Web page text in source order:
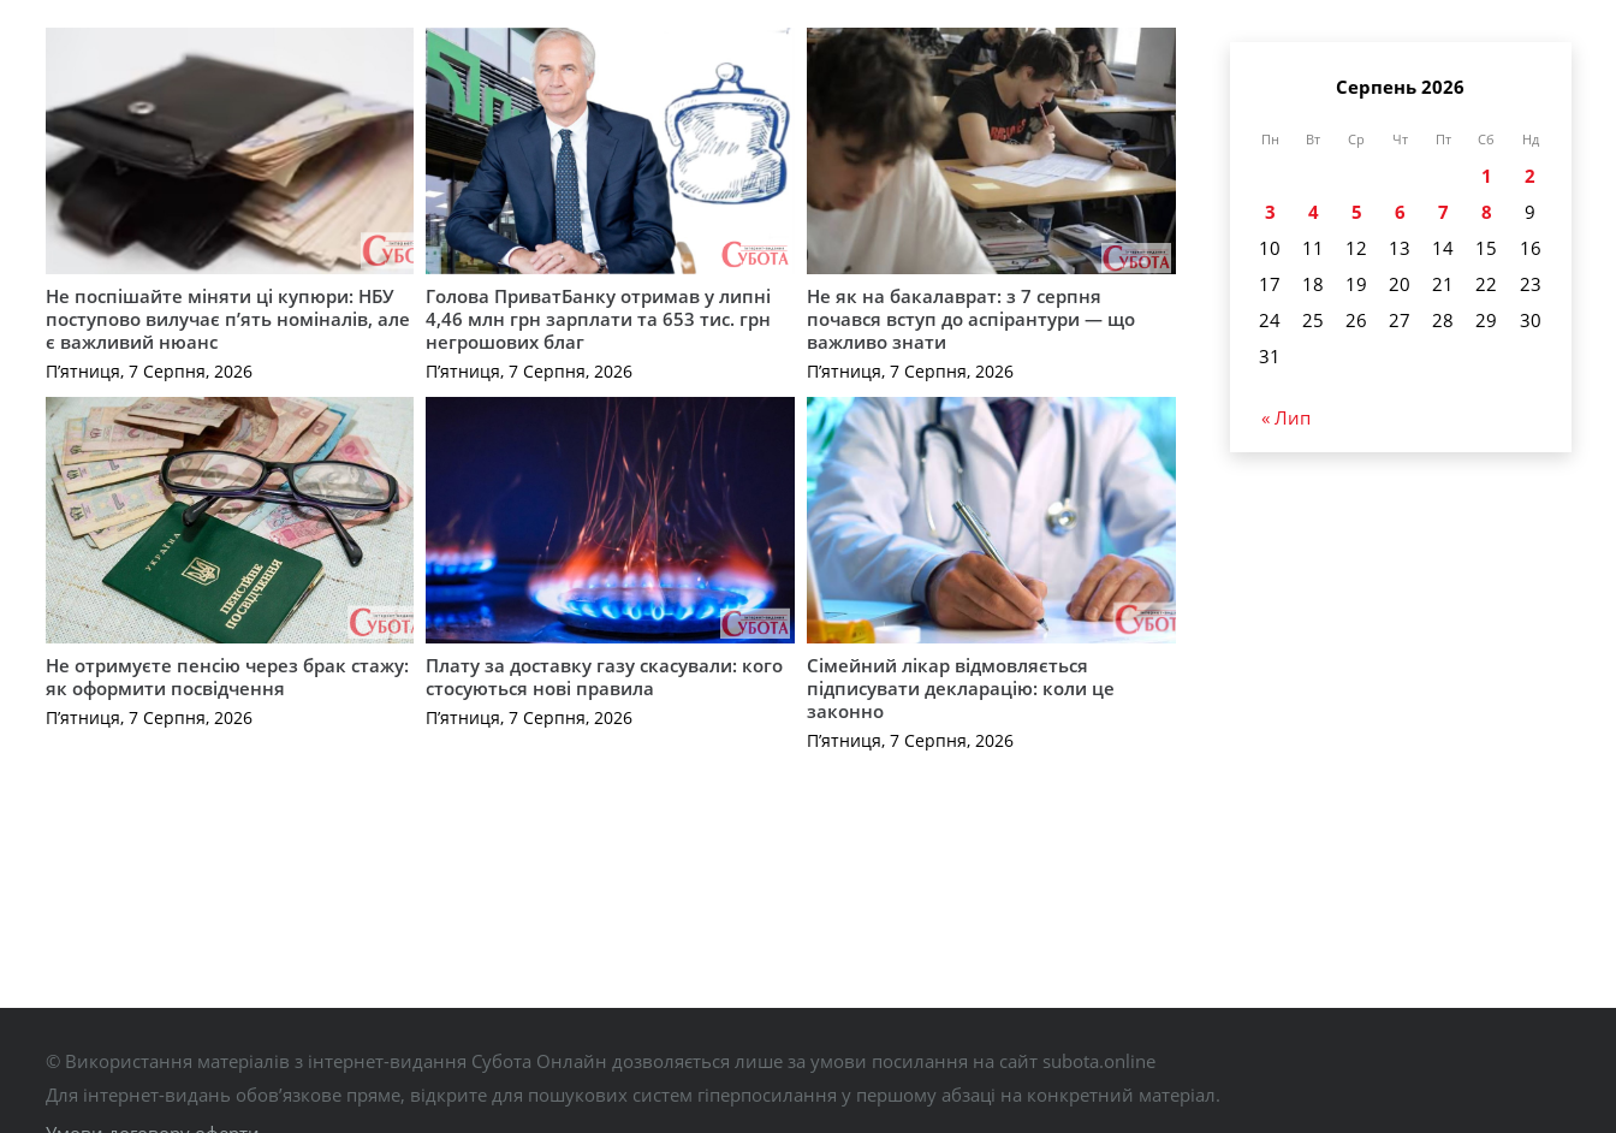
Не поспішайте міняти ці купюри: НБУ
поступово вилучає п’ять номіналів, але
є важливий нюанс
П’ятниця, 7 Серпня, 2026
Голова ПриватБанку отримав у липні
4,46 млн грн зарплати та 653 тис. грн
негрошових благ
П’ятниця, 7 Серпня, 2026
Не як на бакалаврат: з 7 серпня
почався вступ до аспірантури — що
важливо знати
П’ятниця, 7 Серпня, 2026
Не отримуєте пенсію через брак стажу:
як оформити посвідчення
П’ятниця, 7 Серпня, 2026
Плату за доставку газу скасували: кого
стосуються нові правила
П’ятниця, 7 Серпня, 2026
Сімейний лікар відмовляється
підписувати декларацію: коли це
законно
П’ятниця, 7 Серпня, 2026
Серпень 2026
Пн Вт Ср Чт Пт Сб Нд
1
2
3
4 5 6 7 8
9
10
11 12 13 14 15
16
17
18 19 20 21 22
23
24
25 26 27 28 29
30
31
« Лип
© Використання матеріалів з інтернет-видання Субота Онлайн дозволяється лише за умови посилання на сайт subota.online
Для інтернет-видань обов’язкове пряме, відкрите для пошукових систем гіперпосилання у першому абзаці на конкретний матеріал.